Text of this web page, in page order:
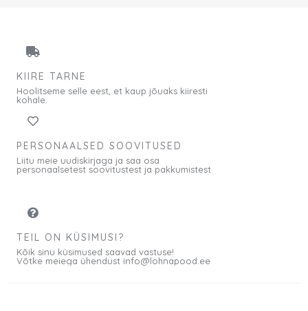
KIIRE TARNE
Hoolitseme selle eest, et kaup jõuaks kiiresti
kohale.
PERSONAALSED SOOVITUSED
Liitu meie uudiskirjaga ja saa osa
personaalsetest soovitustest ja pakkumistest
TEIL ON KÜSIMUSI?
Kõik sinu küsimused saavad vastuse!
Võtke meiega ühendust info@lohnapood.ee